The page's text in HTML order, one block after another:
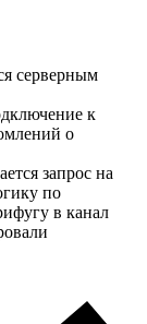
серверным
к
о
запрос на
по
в канал